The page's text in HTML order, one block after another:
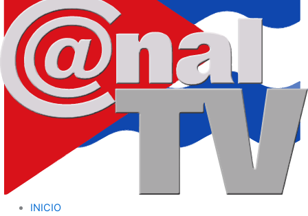
INICIO